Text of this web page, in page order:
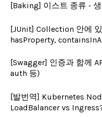
[Baking] 이스트 종류 -
[JUnit] Collection 안에
hasProperty,
[Swagger] 인증과 함께
auth 등)
[발번역] Kubernetes
LoadBalancer vs